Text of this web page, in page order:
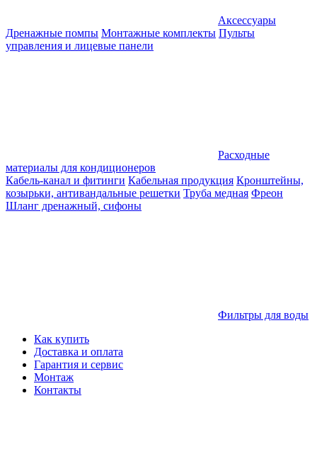
Аксессуары
Дренажные помпы Монтажные комплекты Пульты
управления и лицевые панели
Расходные
материалы для кондиционеров
Кабель-канал и фитинги Кабельная продукция Кронштейны,
козырьки, антивандальные решетки Труба медная Фреон
Шланг дренажный, сифоны
Фильтры для воды
Как купить
Доставка и оплата
Гарантия и сервис
Монтаж
Контакты